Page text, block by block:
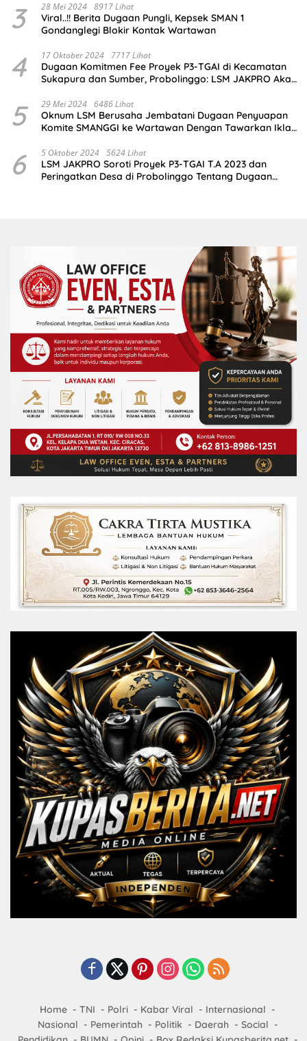
3 28 Mei 2024 8917 Lihat
Viral..!! Berita Dugaan Pungli, Kepsek SMAN 1
Gondanglegi Blokir Kontak Wartawan
4 17 Oktober 2024 7717 Lihat
Dugaan Komitmen Fee Proyek P3-TGAI di Kecamatan
Sukapura dan Sumber, Probolinggo: LSM JAKPRO Akan
5 29 Mei 2024 6486 Lihat
Oknum LSM Berusaha Jembatani Dugaan Penyuapan
Komite SMANGGI ke Wartawan Dengan Tawarkan Iklan
6 5 Oktober 2024 5624 Lihat
LSM JAKPRO Soroti Proyek P3-TGAI T.A 2023 dan
Peringatkan Desa di Probolinggo Tentang Dugaan
Home TNI Polri Kabar Viral
Internasional
Nasional
Pemerintah Politik Daerah
Social